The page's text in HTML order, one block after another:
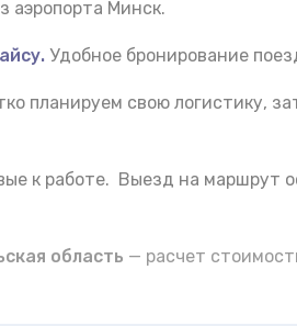
аэропорта Минск.
Удобное бронирование
планируем свою логистику,
к работе. Выезд на маршрут
область — расчет